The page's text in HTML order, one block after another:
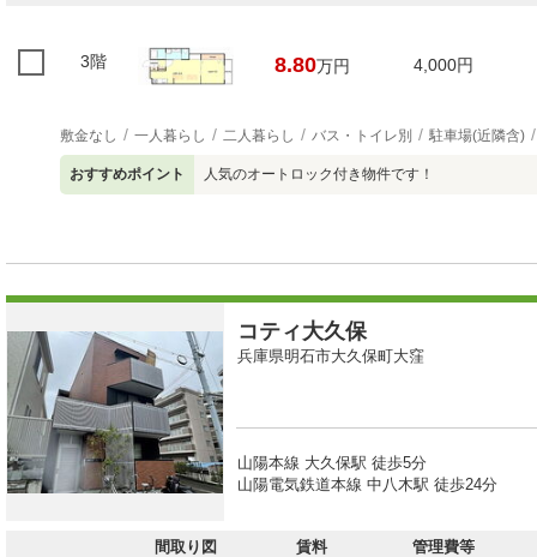
3階 8.80万円 4,000円
敷金なし 一人暮らし 二人暮らし バス・トイレ別 駐車場(近隣含)
おすすめポイント 人気のオートロック付き物件です！
コティ大久保
兵庫県明石市大久保町大窪
山陽本線 大久保駅 徒歩5分
山陽電気鉄道本線 中八木駅 徒歩24分
間取り図 賃料 管理費等